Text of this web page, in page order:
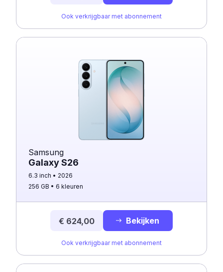
Ook verkrijgbaar met abonnement
Samsung
Galaxy S26
6.3 inch
2026
256 GB
6 kleuren
€ 624,00 Bekijken
Ook verkrijgbaar met abonnement